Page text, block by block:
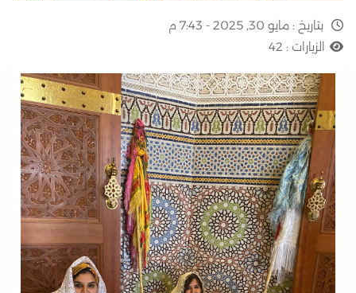
بتاريخ : مايو 30, 2025 - 7:43 م
الزيارات : 42